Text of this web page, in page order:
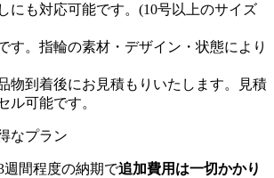
にも対応可能です。(10号以上のサイズ
す。指輪の素材・デザイン・状態により
物到着後にお見積もりいたします。見積
ル可能です。
なプラン
週間程度の納期で追加費用は一切かかり